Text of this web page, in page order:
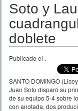
TEMPORADAS
Soto y
doblete
Publicado el .
SANTO DOMINGO
Juan Soto disparó su
de su equipo 5-4 sobre
con anotada, dos